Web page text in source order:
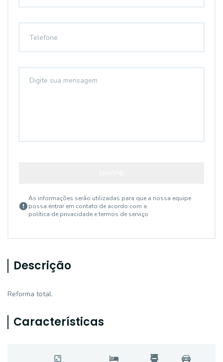
As informações serão utilizadas para que a nossa equipe
possa entrar em contato de acordo com a
política de privacidade e termos de serviço
Descrição
Reforma total.
Características